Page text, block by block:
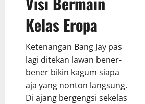
Kelas Eropa
Ketenangan Bang Jay pas
lagi ditekan lawan bener-
bener bikin kagum siapa
aja yang nonton langsung.
Di ajang bergengsi sekelas